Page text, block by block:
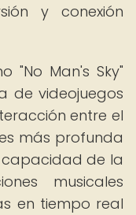
y conexión
"No Man's Sky"
de videojuegos
entre el
más profunda
capacidad de la
musicales
en tiempo real